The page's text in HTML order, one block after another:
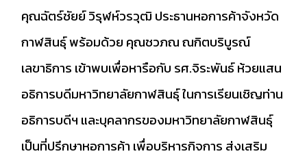
คุณฉัตร์ชัยย์ วิรุฬห์วรวุฒิ ประธานหอการค้าจังหวัด
กาฬสินธุ์ พร้อมด้วย คุณชวภณ ณกิตบริบูรณ์
เลขาธิการ เข้าพบเพื่อหารือกับ รศ.จิระพันธ์ ห้วยแสน
อธิการบดีมหาวิทยาลัยกาฬสินธุ์ ในการเรียนเชิญท่าน
อธิการบดีฯ และบุคลากรของมหาวิทยาลัยกาฬสินธุ์
เป็นที่ปรึกษาหอการค้า เพื่อบริหารกิจการ ส่งเสริม